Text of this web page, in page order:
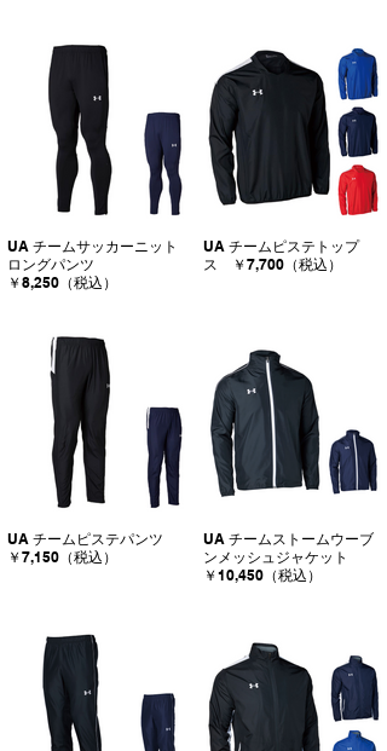
UA チームサッカーニット
ロングパンツ
￥8,250（税込）
UA チームピステトップ
ス ￥7,700（税込）
UA チームピステパンツ
￥7,150（税込）
UA チームストームウーブ
ンメッシュジャケット
￥10,450（税込）